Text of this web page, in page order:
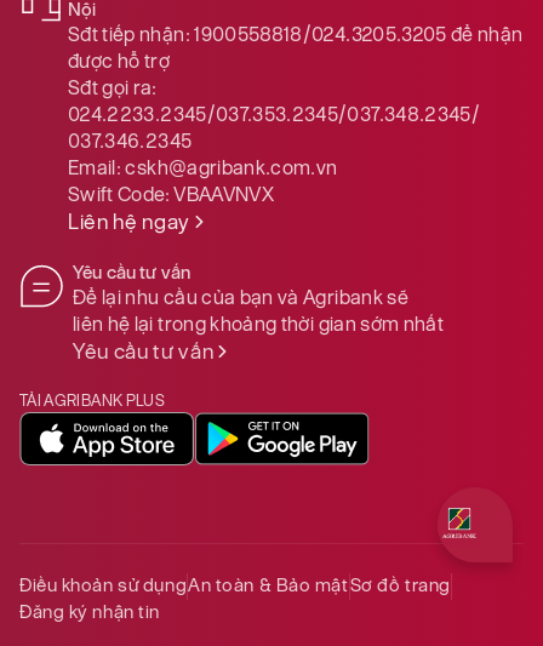
Nội
Sđt tiếp nhận: 1900558818/024.3205.3205để nhận
được hỗ trợ
Sđt gọi ra:
024.2233.2345/037.353.2345/037.348.2345/
037.346.2345
Email:cskh@agribank.com.vn
Swift Code:VBAAVNVX
Liên hệ ngay
Yêu cầu tư vấn
Để lại nhu cầu của bạn và Agribank sẽ
liên hệ lại trong khoảng thời gian sớm nhất
Yêu cầu tư vấn
TẢI AGRIBANK PLUS
Điều khoản sử dụngAn toàn & Bảo mậtSơ đồ trang
Đăng ký nhận tin
Quý